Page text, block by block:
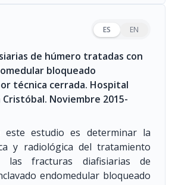
ES EN
de húmero tratadas con
bloqueado
técnica cerrada. Hospital
Cristóbal. Noviembre 2015-
este estudio es determinar la
y radiológica del tratamiento
las fracturas diafisiarias de
endomedular bloqueado